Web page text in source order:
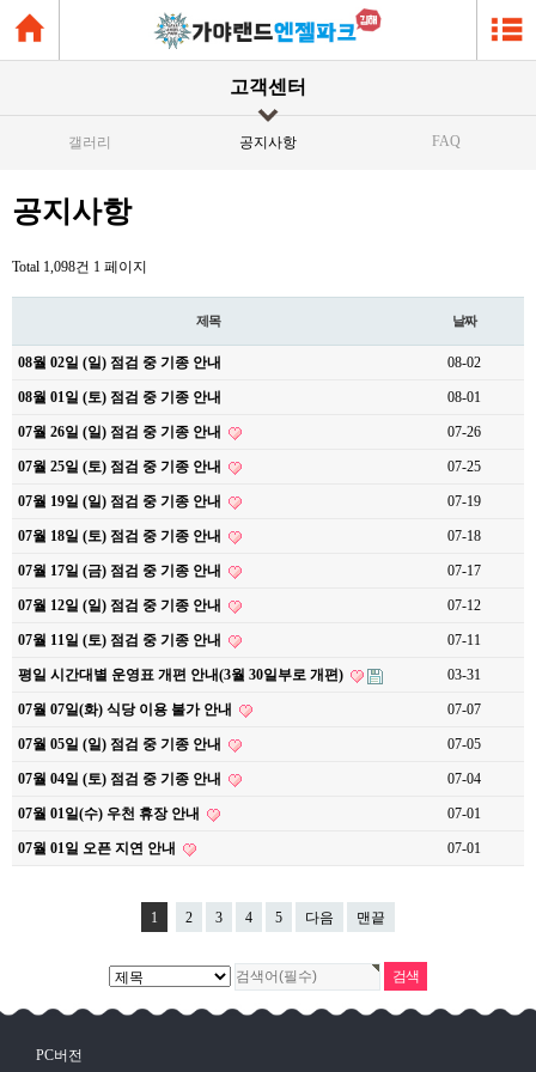
고객센터
갤러리 공지사항 FAQ
공지사항
Total 1,098건 1 페이지
제목 날짜
08월 02일 (일) 점검 중 기종 안내 08-02
08월 01일 (토) 점검 중 기종 안내 08-01
07월 26일 (일) 점검 중 기종 안내 07-26
07월 25일 (토) 점검 중 기종 안내 07-25
07월 19일 (일) 점검 중 기종 안내 07-19
07월 18일 (토) 점검 중 기종 안내 07-18
07월 17일 (금) 점검 중 기종 안내 07-17
07월 12일 (일) 점검 중 기종 안내 07-12
07월 11일 (토) 점검 중 기종 안내 07-11
평일 시간대별 운영표 개편 안내(3월 30일부로 개편) 03-31
07월 07일(화) 식당 이용 불가 안내 07-07
07월 05일 (일) 점검 중 기종 안내 07-05
07월 04일 (토) 점검 중 기종 안내 07-04
07월 01일(수) 우천 휴장 안내 07-01
07월 01일 오픈 지연 안내 07-01
1 2 3 4 5 다음 맨끝
PC버전